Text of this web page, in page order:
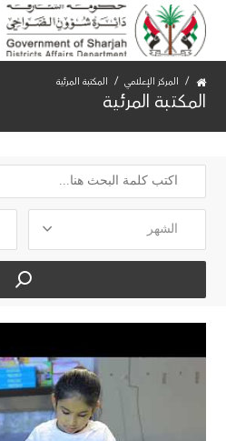
المركز الإعلامي المكتبة المرئية
المكتبة المرئية